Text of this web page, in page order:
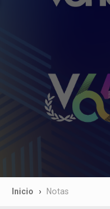
Inicio Notas